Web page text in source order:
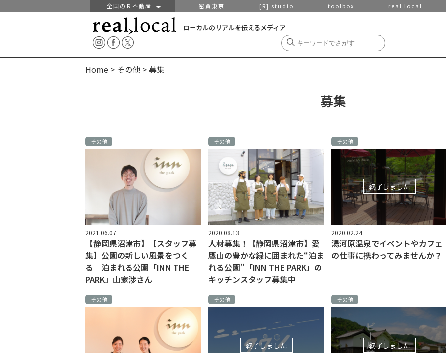
全国のＲ不動産 密買東京 [R] studio toolbox real local
ローカルのリアルを伝えるメディア
Home > その他 >募集
募集
その他
2021.06.07
【静岡県沼津市】【スタッフ募
集】公園の新しい風景をつく
る 泊まれる公園「INN THE
PARK」山家渉さん
その他
2020.08.13
人材募集！【静岡県沼津市】愛
鷹山の豊かな緑に囲まれた“泊ま
れる公園”「INN THE PARK」の
キッチンスタッフ募集中
その他
終了しました
2020.02.24
湯河原温泉でイベントやカフェ
の仕事に携わってみませんか？
その他 その他
終了しました
その他
終了しました